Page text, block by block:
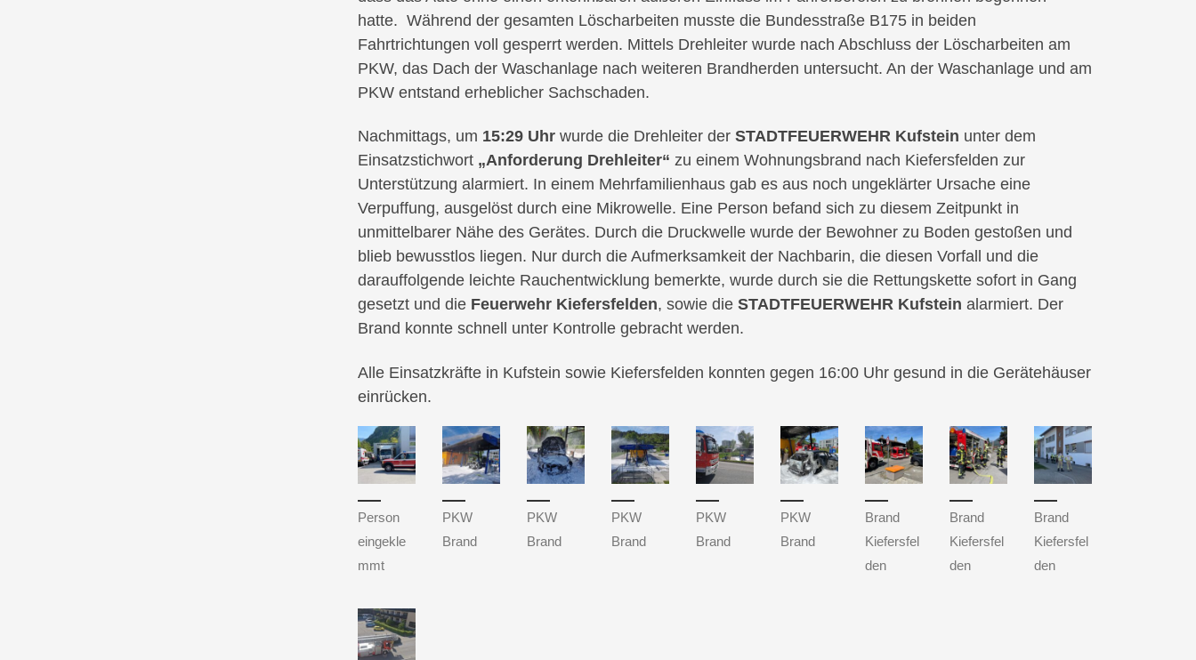
hatte. Während der gesamten Löscharbeiten musste die Bundesstraße B175 in beiden
Fahrtrichtungen voll gesperrt werden. Mittels Drehleiter wurde nach Abschluss der Löscharbeiten am
PKW, das Dach der Waschanlage nach weiteren Brandherden untersucht. An der Waschanlage und am
PKW entstand erheblicher Sachschaden.
Nachmittags, um 15:29 Uhr wurde die Drehleiter der STADTFEUERWEHR Kufstein unter dem
Einsatzstichwort „Anforderung Drehleiter“ zu einem Wohnungsbrand nach Kiefersfelden zur
Unterstützung alarmiert. In einem Mehrfamilienhaus gab es aus noch ungeklärter Ursache eine
Verpuffung, ausgelöst durch eine Mikrowelle. Eine Person befand sich zu diesem Zeitpunkt in
unmittelbarer Nähe des Gerätes. Durch die Druckwelle wurde der Bewohner zu Boden gestoßen und
blieb bewusstlos liegen. Nur durch die Aufmerksamkeit der Nachbarin, die diesen Vorfall und die
darauffolgende leichte Rauchentwicklung bemerkte, wurde durch sie die Rettungskette sofort in Gang
gesetzt und die Feuerwehr Kiefersfelden, sowie die STADTFEUERWEHR Kufstein alarmiert. Der
Brand konnte schnell unter Kontrolle gebracht werden.
Alle Einsatzkräfte in Kufstein sowie Kiefersfelden konnten gegen 16:00 Uhr gesund in die Gerätehäuser
einrücken.
Person
eingekle
mmt
PKW
Brand
PKW
Brand
PKW
Brand
PKW
Brand
PKW
Brand
Brand
Kiefersfel
den
Brand
Kiefersfel
den
Brand
Kiefersfel
den